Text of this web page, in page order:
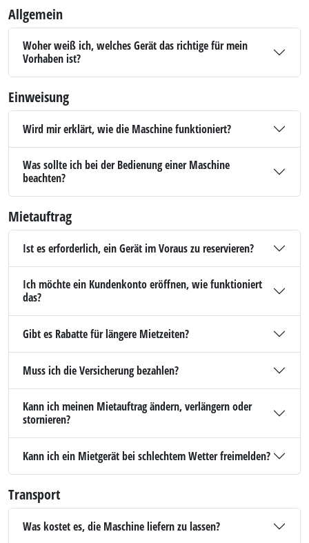
Allgemein
Woher weiß ich, welches Gerät das richtige für mein
Vorhaben ist?
Einweisung
Wird mir erklärt, wie die Maschine funktioniert?
Was sollte ich bei der Bedienung einer Maschine
beachten?
Mietauftrag
Ist es erforderlich, ein Gerät im Voraus zu reservieren?
Ich möchte ein Kundenkonto eröffnen, wie funktioniert
das?
Gibt es Rabatte für längere Mietzeiten?
Muss ich die Versicherung bezahlen?
Kann ich meinen Mietauftrag ändern, verlängern oder
stornieren?
Kann ich ein Mietgerät bei schlechtem Wetter freimelden?
Transport
Was kostet es, die Maschine liefern zu lassen?